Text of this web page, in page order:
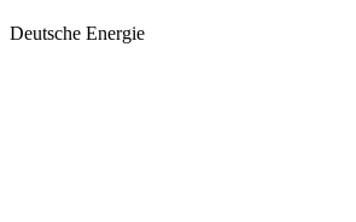
Deutsche Energie